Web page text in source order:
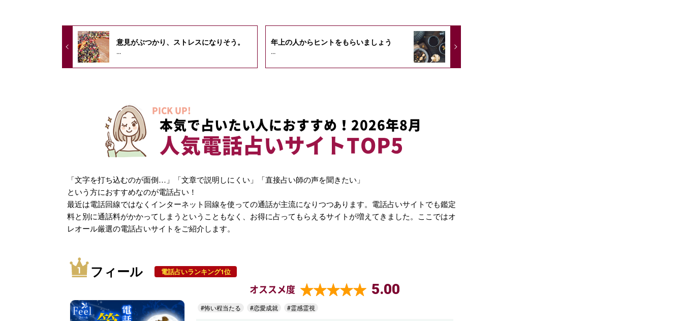
意見がぶつかり、ストレスになりそう。
...
年上の人からヒントをもらいましょう
...
PICK UP!
本気で占いたい人におすすめ！2026年8月
人気電話占いサイトTOP5
「文字を打ち込むのが面倒…」「文章で説明しにくい」「直接占い師の声を聞きたい」
という方におすすめなのが電話占い！
最近は電話回線ではなくインターネット回線を使っての通話が主流になりつつあります。電話占いサイトでも鑑定
料と別に通話料がかかってしまうということもなく、お得に占ってもらえるサイトが増えてきました。ここではオ
レオール厳選の電話占いサイトをご紹介します。
フィール 電話占いランキング1位
オススメ度 5.00
#怖い程当たる #恋愛成就 #霊感霊視